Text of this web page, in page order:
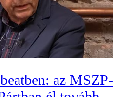
az MSZP-